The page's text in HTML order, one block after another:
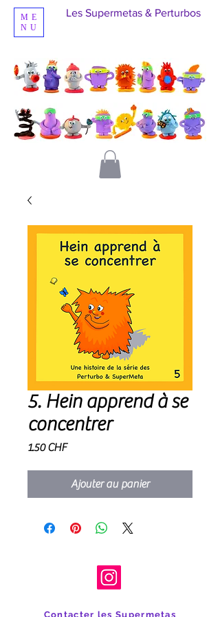
ME
NU
Les Supermetas & Perturbos
5. Hein apprend à se
concentrer
1.50 CHFPrix
Ajouter au panier
Contacter les Supermetas